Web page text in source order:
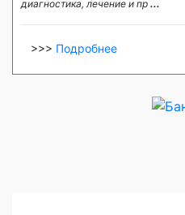
диагностика, лечение и пр ...
>>> Подробнее